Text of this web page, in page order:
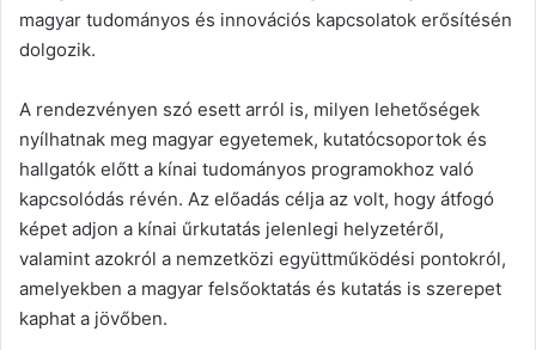
magyar tudományos és innovációs kapcsolatok erősítésén
dolgozik.
A rendezvényen szó esett arról is, milyen lehetőségek
nyílhatnak meg magyar egyetemek, kutatócsoportok és
hallgatók előtt a kínai tudományos programokhoz való
kapcsolódás révén. Az előadás célja az volt, hogy átfogó
képet adjon a kínai űrkutatás jelenlegi helyzetéről,
valamint azokról a nemzetközi együttműködési pontokról,
amelyekben a magyar felsőoktatás és kutatás is szerepet
kaphat a jövőben.